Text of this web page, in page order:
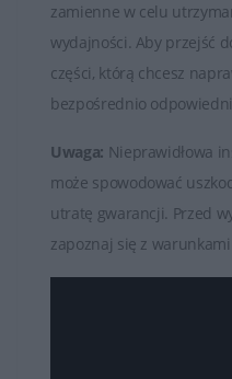
zamienne w celu
wydajności. Aby przejść
części, którą chcesz
bezpośrednio
Uwaga: Nieprawidłowa
może spowodować
utratę gwarancji. Przed
zapoznaj się z